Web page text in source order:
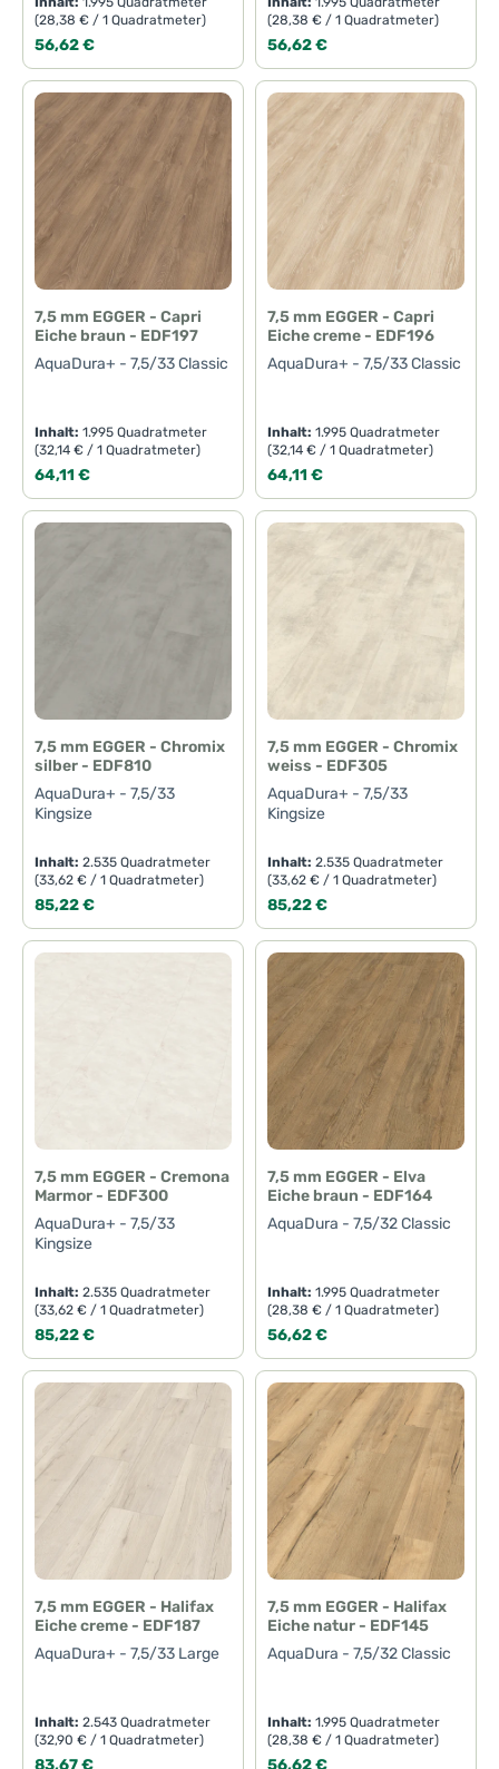
(28,38 € / 1 Quadratmeter)
Regulärer Preis:
56,62 €
(28,38 € / 1 Quadratmeter)
Regulärer Preis:
56,62 €
7,5 mm EGGER - Capri
Eiche braun - EDF197
AquaDura+ - 7,5/33 Classic
Inhalt:1.995 Quadratmeter
(32,14 € / 1 Quadratmeter)
Regulärer Preis:
64,11 €
7,5 mm EGGER - Capri
Eiche creme - EDF196
AquaDura+ - 7,5/33 Classic
Inhalt:1.995 Quadratmeter
(32,14 € / 1 Quadratmeter)
Regulärer Preis:
64,11 €
7,5 mm EGGER - Chromix
silber - EDF810
AquaDura+ - 7,5/33
Kingsize
Inhalt:2.535 Quadratmeter
(33,62 € / 1 Quadratmeter)
Regulärer Preis:
85,22 €
7,5 mm EGGER - Chromix
weiss - EDF305
AquaDura+ - 7,5/33
Kingsize
Inhalt:2.535 Quadratmeter
(33,62 € / 1 Quadratmeter)
Regulärer Preis:
85,22 €
7,5 mm EGGER - Cremona
Marmor - EDF300
AquaDura+ - 7,5/33
Kingsize
Inhalt:2.535 Quadratmeter
(33,62 € / 1 Quadratmeter)
Regulärer Preis:
85,22 €
7,5 mm EGGER - Elva
Eiche braun - EDF164
AquaDura - 7,5/32 Classic
Inhalt:1.995 Quadratmeter
(28,38 € / 1 Quadratmeter)
Regulärer Preis:
56,62 €
7,5 mm EGGER - Halifax
Eiche creme - EDF187
AquaDura+ - 7,5/33 Large
Inhalt:2.543 Quadratmeter
(32,90 € / 1 Quadratmeter)
Regulärer Preis:
7,5 mm EGGER - Halifax
Eiche natur - EDF145
AquaDura - 7,5/32 Classic
Inhalt:1.995 Quadratmeter
(28,38 € / 1 Quadratmeter)
Regulärer Preis: